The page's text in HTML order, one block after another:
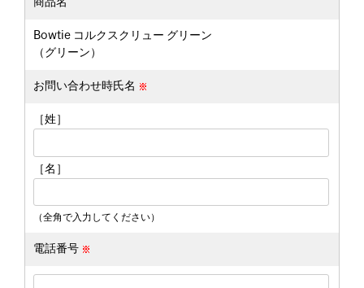
商品名
Bowtie コルクスクリュー グリーン
（グリーン）
お問い合わせ時氏名
［姓］
［名］
（全角で入力してください）
電話番号